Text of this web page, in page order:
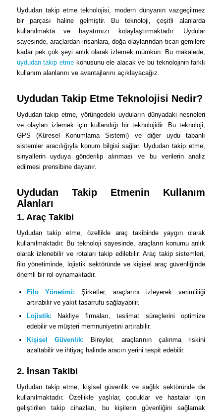
Uydudan takip etme teknolojisi, modern dünyanın vazgeçilmez
bir parçası haline gelmiştir. Bu teknoloji, çeşitli alanlarda
kullanılmakta ve hayatımızı kolaylaştırmaktadır. Uydular
sayesinde, araçlardan insanlara, doğa olaylarından ticari gemilere
kadar pek çok şeyi anlık olarak izlemek mümkün. Bu makalede,
uydudan takip etmekonusunu ele alacak ve bu teknolojinin farklı
kullanım alanlarını ve avantajlarını açıklayacağız.
Uydudan Takip Etme Teknolojisi Nedir?
Uydudan takip etme, yörüngedeki uyduların dünyadaki nesneleri
ve olayları izlemek için kullandığı bir teknolojidir. Bu teknoloji,
GPS (Küresel Konumlama Sistemi) ve diğer uydu tabanlı
sistemler aracılığıyla konum bilgisi sağlar. Uydudan takip etme,
sinyallerin uyduya gönderilip alınması ve bu verilerin analiz
edilmesi prensibine dayanır.
Uydudan Takip Etmenin Kullanım
Alanları
1. Araç Takibi
Uydudan takip etme, özellikle araç takibinde yaygın olarak
kullanılmaktadır. Bu teknoloji sayesinde, araçların konumu anlık
olarak izlenebilir ve rotaları takip edilebilir. Araç takip sistemleri,
filo yönetiminde, lojistik sektöründe ve kişisel araç güvenliğinde
önemli bir rol oynamaktadır.
Filo Yönetimi: Şirketler, araçlarını izleyerek verimliliği
artırabilir ve yakıt tasarrufu sağlayabilir.
Lojistik: Nakliye firmaları, teslimat süreçlerini optimize
edebilir ve müşteri memnuniyetini artırabilir.
Kişisel Güvenlik: Bireyler, araçlarının çalınma riskini
azaltabilir ve ihtiyaç halinde aracın yerini tespit edebilir.
2. İnsan Takibi
Uydudan takip etme, kişisel güvenlik ve sağlık sektöründe de
kullanılmaktadır. Özellikle yaşlılar, çocuklar ve hastalar için
geliştirilen takip cihazları, bu kişilerin güvenliğini sağlamak